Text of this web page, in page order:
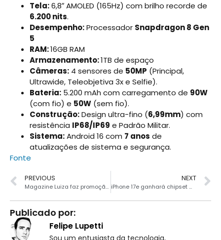
Tela:6,8″ AMOLED (165Hz) com brilho recorde de
6.200 nits.
Desempenho:Processador Snapdragon 8 Gen
5
RAM:16GB RAM
Armazenamento:1TB de espaço
Câmeras: 4 sensores de 50MP (Principal,
Ultrawide, Teleobjetiva 3x e Selfie).
Bateria: 5.200 mAh com carregamento de 90W
(com fio) e 50W (sem fio).
Construção:Design ultra-fino (6,99mm) com
resistência IP68/IP69 e Padrão Militar.
Sistema:Android 16 com 7 anos de
atualizações de sistema e segurança.
Fonte
PREVIOUS
Magazine Luiza faz promoção fantástica na família GALAXY S25
NEXT
iPhone 17e ganhará chipset mais poderoso e nova tela
Publicado por:
Felipe Lupetti
Sou um entusiasta da tecnologia,